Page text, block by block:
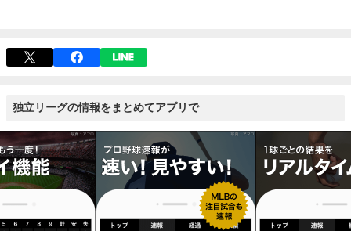
独立リーグの情報をまとめてアプリで